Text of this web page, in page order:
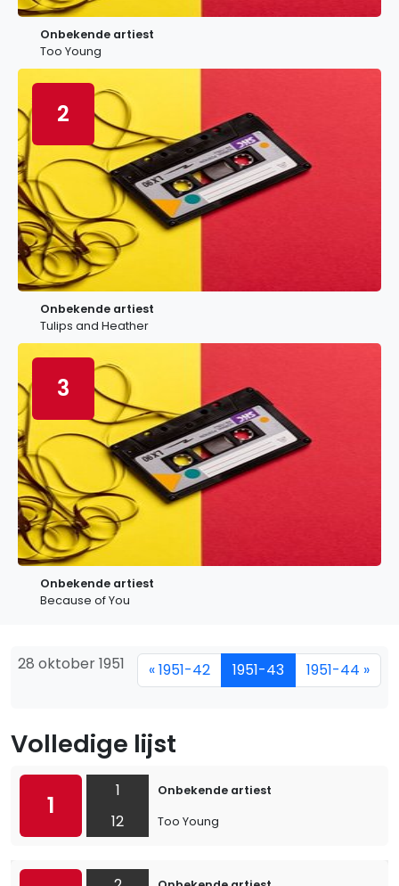
Onbekende artiest
Too Young
2
Onbekende artiest
Tulips and Heather
3
Onbekende artiest
Because of You
28 oktober 1951 « 1951-42 1951-43 1951-44 »
Volledige lijst
1
1
12
Onbekende artiest
Too Young